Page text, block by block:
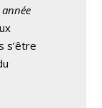
s’être